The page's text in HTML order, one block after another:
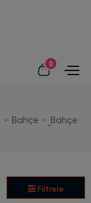
0
Bahçe
Bahçe
Filtrele